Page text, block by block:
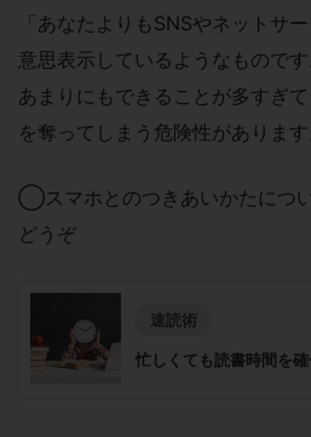
「あなたよりもSNSやネットサ
意思表示しているようなもので
あまりにもできることが多すぎ
を奪ってしまう危険性があります
◯スマホとのつきあいかたにつ
どうぞ
速読術
忙しくても読書時間を